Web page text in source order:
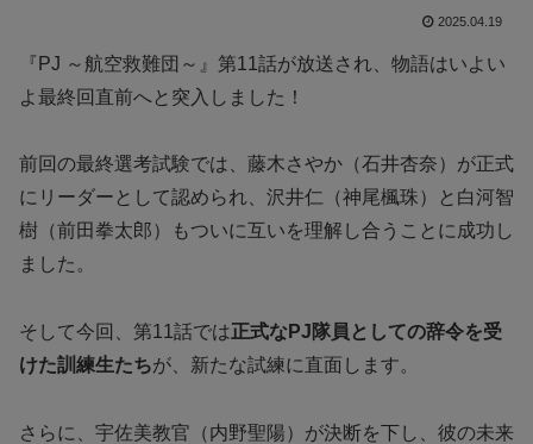
2025.04.19
『PJ ～航空救難団～』第11話が放送され、物語はいよい
よ最終回直前へと突入しました！
前回の最終選考試験では、藤木さやか（石井杏奈）が正式
にリーダーとして認められ、沢井仁（神尾楓珠）と白河智
樹（前田拳太郎）もついに互いを理解し合うことに成功し
ました。
そして今回、第11話では正式なPJ隊員としての辞令を受
けた訓練生たちが、新たな試練に直面します。
さらに、宇佐美教官（内野聖陽）が決断を下し、彼の未来